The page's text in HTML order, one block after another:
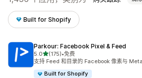
Built for Shopify
Parkour: Facebook Pixel & Feed
5.0星（满分 5 星）
(175)
总共 175 条评论
•免费
支持 Feed 和目录的 Facebook 像素与 Meta
Built for Shopify